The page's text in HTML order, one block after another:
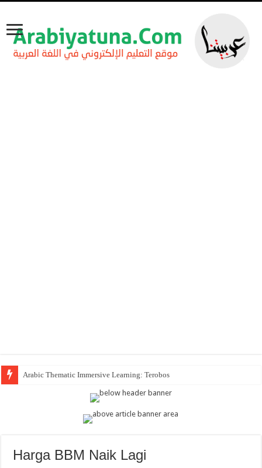
Arabic Thematic Immersive Learning: Terobosan Baru Pembelajaran Bahasa
Harga BBM Naik Lagi